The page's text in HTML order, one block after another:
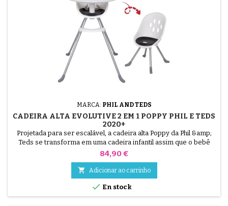
MARCA: PHIL AND TEDS
CADEIRA ALTA EVOLUTIVE 2 EM 1 POPPY PHIL E TEDS
2020+
Projetada para ser escalável, a cadeira alta Poppy da Phil &amp;
Teds se transforma em uma cadeira infantil assim que o bebê
crescer, graças aos seus pés ajustáveis.Possui assento moldado,
práticos e removíveis para arrumação e bandeja extragrande
para que seu filho tenha espaço durante as...
Preço
84,90 €
 Adicionar ao carrinho
 En stock